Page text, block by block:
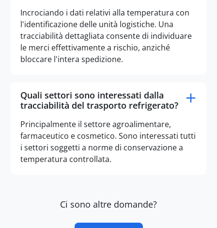
Incrociando i dati relativi alla temperatura con
l'identificazione delle unità logistiche. Una
tracciabilità dettagliata consente di individuare
le merci effettivamente a rischio, anziché
bloccare l'intera spedizione.
Quali settori sono interessati dalla
tracciabilità del trasporto refrigerato?
Principalmente il settore agroalimentare,
farmaceutico e cosmetico. Sono interessati tutti
i settori soggetti a norme di conservazione a
temperatura controllata.
Ci sono altre domande?